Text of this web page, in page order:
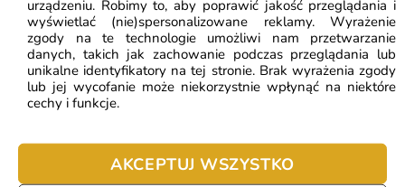
urządzeniu. Robimy to, aby poprawić jakość przeglądania i
wyświetlać (nie)spersonalizowane reklamy. Wyrażenie
zgody na te technologie umożliwi nam przetwarzanie
danych, takich jak zachowanie podczas przeglądania lub
unikalne identyfikatory na tej stronie. Brak wyrażenia zgody
lub jej wycofanie może niekorzystnie wpłynąć na niektóre
cechy i funkcje.
AKCEPTUJ WSZYSTKO
Sprawdź, co konkretnie wyróżnia tę propozycję:
bajkowe, sympatyczne postacie zwierzątek
pastelowa kolorystyka uspokajająca pokój
motyw bezpieczny dla najmłodszych
wzór, który zachęca do wspólnych opowieści
41.93zł 64.51zł
Najniższa cena z 30 dni:41.93zł
ZOBACZ WSZYSTKIE
Najczęściej zadawane pytania